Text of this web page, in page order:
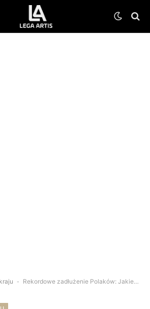
- Rekordowe zadłużenie Polaków: Jakie regiony są najbardziej obciążone?